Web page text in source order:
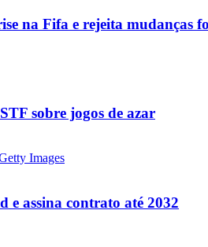
na Fifa e rejeita mudanças
sobre jogos de azar
assina contrato até 2032